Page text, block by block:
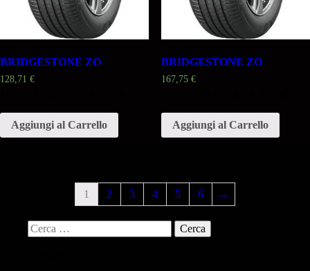
BRIDGESTONE ZO
128,71 €
Aggiungi al Carrello
BRIDGESTONE ZO
167,75 €
Aggiungi al Carrello
1 2 3 4 5 6 →